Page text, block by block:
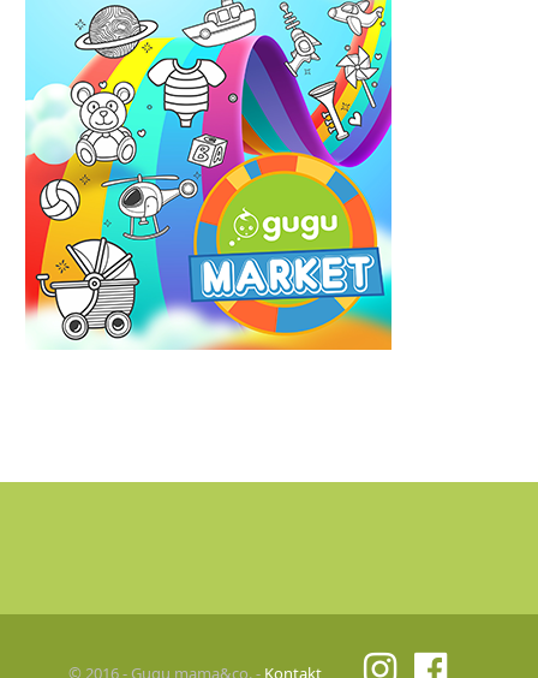
© 2016 - Gugu mama&co. - Kontakt